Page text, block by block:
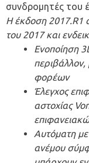
συνδρομητές του
Η έκδοση 2017.R1
του 2017 και
Ενοποίηση
φορέων
Έλεγχος
αστοχίας
Αυτόματη
ανέμου